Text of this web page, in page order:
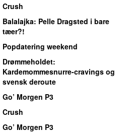
Crush
Balalajka: Pelle Dragsted i bare
tæer?!
Popdatering weekend
Drømmeholdet:
Kardemommesnurre-cravings og
svensk deroute
Go’ Morgen P3
Crush
Go’ Morgen P3